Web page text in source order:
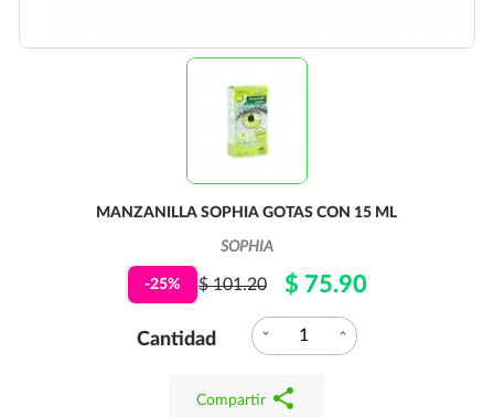
MANZANILLA SOPHIA GOTAS CON 15 ML
SOPHIA
-25% $ 101.20 $ 75.90
Cantidad expand_more expand_less
Compartir share